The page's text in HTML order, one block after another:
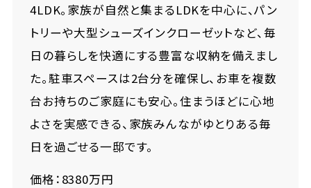
4LDK。家族が自然と集まるLDKを中心に、パン
トリーや大型シューズインクローゼットなど、毎
日の暮らしを快適にする豊富な収納を備えまし
た。駐車スペースは2台分を確保し、お車を複数
台お持ちのご家庭にも安心。住まうほどに心地
よさを実感できる、家族みんながゆとりある毎
日を過ごせる一邸です。
価格：8380万円